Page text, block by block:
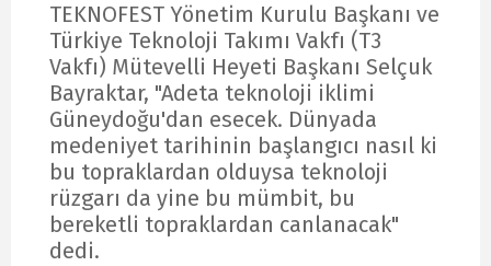
TEKNOFEST Yönetim Kurulu Başkanı ve
Türkiye Teknoloji Takımı Vakfı (T3
Vakfı) Mütevelli Heyeti Başkanı Selçuk
Bayraktar, "Adeta teknoloji iklimi
Güneydoğu'dan esecek. Dünyada
medeniyet tarihinin başlangıcı nasıl ki
bu topraklardan olduysa teknoloji
rüzgarı da yine bu mümbit, bu
bereketli topraklardan canlanacak"
dedi.